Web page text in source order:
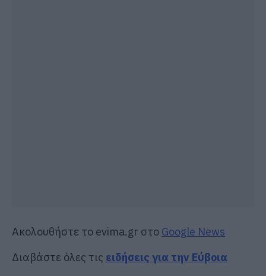
Ακολουθήστε το evima.gr στο Google News
Διαβάστε όλες τις ειδήσεις για την Εύβοια